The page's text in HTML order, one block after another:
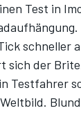
Test in
schneller
sich der
Testfahrer